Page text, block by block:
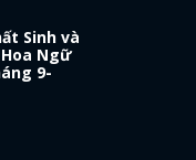
Sinh và
Ngữ
9-